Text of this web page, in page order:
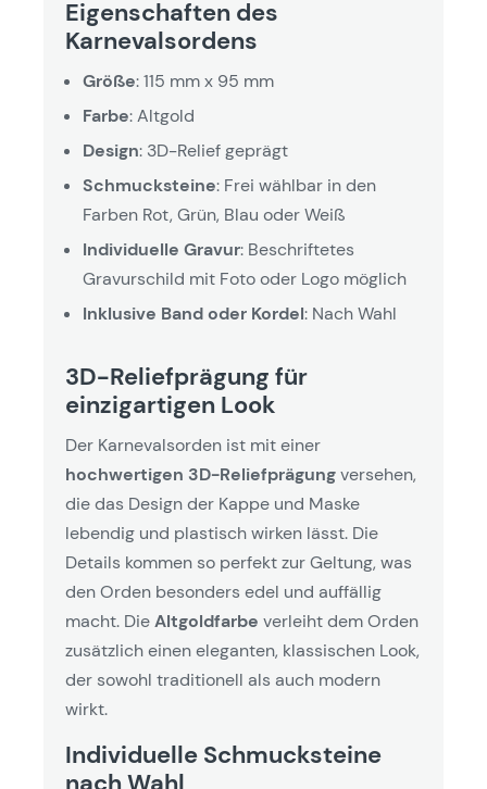
Eigenschaften des
Karnevalsordens
Größe: 115 mm x 95 mm
Farbe: Altgold
Design: 3D-Relief geprägt
Schmucksteine: Frei wählbar in den
Farben Rot, Grün, Blau oder Weiß
Individuelle Gravur: Beschriftetes
Gravurschild mit Foto oder Logo möglich
Inklusive Band oder Kordel: Nach Wahl
3D-Reliefprägung für
einzigartigen Look
Der Karnevalsorden ist mit einer
hochwertigen 3D-Reliefprägungversehen,
die das Design der Kappe und Maske
lebendig und plastisch wirken lässt. Die
Details kommen so perfekt zur Geltung, was
den Orden besonders edel und auffällig
macht. DieAltgoldfarbe verleiht dem Orden
zusätzlich einen eleganten, klassischen Look,
der sowohl traditionell als auch modern
wirkt.
Individuelle Schmucksteine